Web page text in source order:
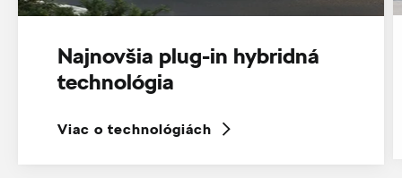
Najnovšia plug-in hybridná
technológia
Viac o technológiách